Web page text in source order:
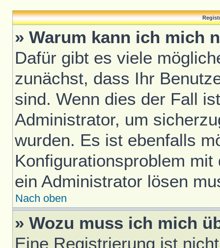
» Warum kann ich mich
Dafür gibt es viele
zunächst, dass Ihr
sind. Wenn dies der Fall
Administrator, um
wurden. Es ist ebenfalls
Konfigurationsproblem
ein Administrator lösen
Nach oben
» Wozu muss ich mich
Eine Registrierung ist